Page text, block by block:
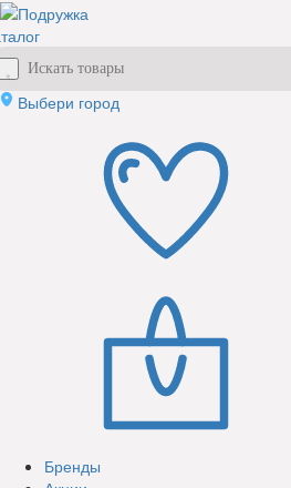
Выбери город
Бренды